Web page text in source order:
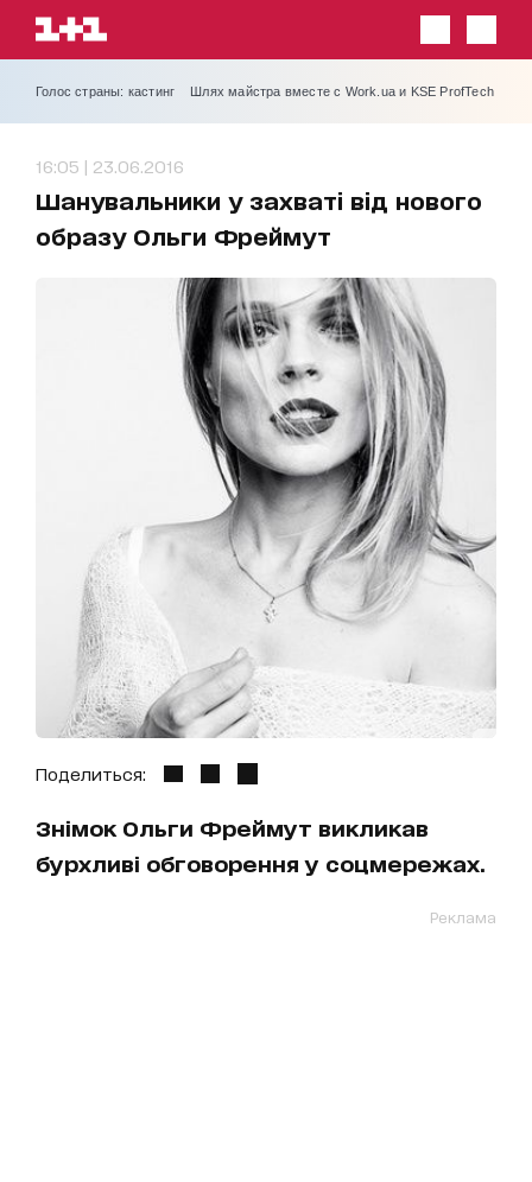
Голос страны: кастинг Шлях майстра вместе с Work.ua и KSE ProfTech
16:05 | 23.06.2016
Шанувальники у захваті від нового
образу Ольги Фреймут
Поделиться:
Знімок Ольги Фреймут викликав
бурхливі обговорення у соцмережах.
Реклама